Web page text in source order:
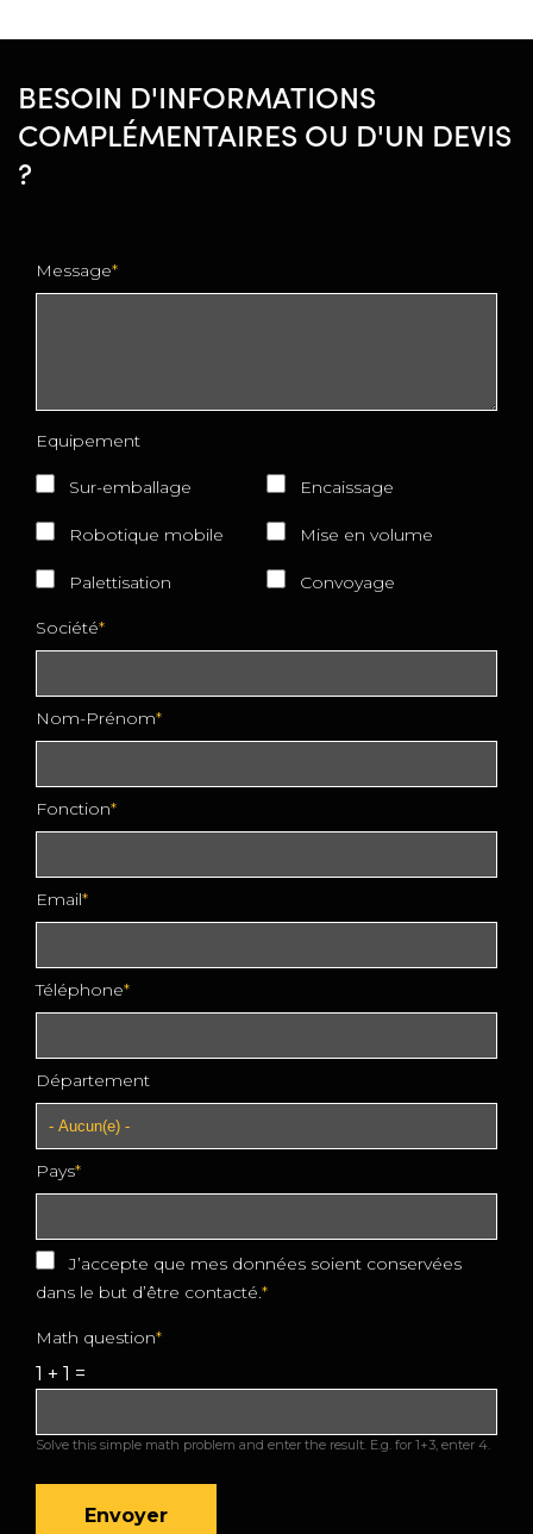
BESOIN D'INFORMATIONS
COMPLÉMENTAIRES OU D'UN DEVIS
?
Message
Equipement
Sur-emballage Encaissage
Robotique mobile Mise en volume
Palettisation Convoyage
Société
Nom-Prénom
Fonction
Email
Téléphone
Département
Pays
J’accepte que mes données soient conservées
dans le but d’être contacté.
Math question
1 + 1 =
Solve this simple math problem and enter the result. E.g. for 1+3, enter 4.